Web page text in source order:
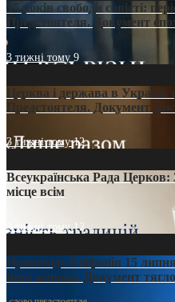
35 років свободи совісті:
Предстоятеля. Документ
3 тижні тому 9
Церква і держава в Україні:
Предстоятеля. Документ
3 тижні тому12
Всеукраїнська Рада Церков:
місце всім
3 тижні тому12
Проповідь Епіфанія 15
його амвона. Документ